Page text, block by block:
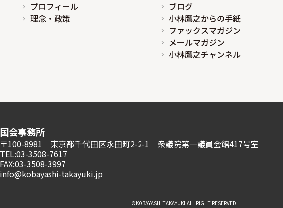
プロフィール
理念・政策
ブログ
小林鷹之からの手紙
ファックスマガジン
メールマガジン
小林鷹之チャンネル
国会事務所
〒100-8981 東京都千代田区永田町2-2-1 衆議院第一議員会館417号室
TEL:03-3508-7617
FAX:03-3508-3997
info@kobayashi-takayuki.jp
©︎KOBAYASHI TAKAYUKI.ALL RIGHT RESERVED